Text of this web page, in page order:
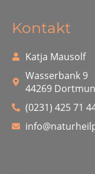
Kontakt
Katja Mausolf
Wasserbank 9
44269
(0231) 425 71